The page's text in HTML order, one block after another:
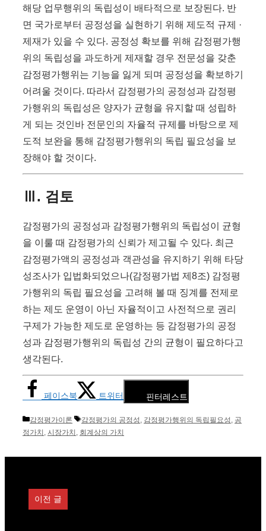
해당 업무행위의 독립성이 배타적으로 보장된다. 반
면 국가로부터 공정성을 실현하기 위해 제도적 규제 ·
제재가 있을 수 있다. 공정성 확보를 위해 감정평가행
위의 독립성을 과도하게 제재할 경우 전문성을 갖춘
감정평가행위는 기능을 잃게 되며 공정성을 확보하기
어려울 것이다. 따라서 감정평가의 공정성과 감정평
가행위의 독립성은 양자가 균형을 유지할 때 성립하
게 되는 것인바 전문인의 자율적 규제를 바탕으로 제
도적 보완을 통해 감정평가행위의 독립 필요성을 보
장해야 할 것이다.
Ⅲ. 검토
감정평가의 공정성과 감정평가행위의 독립성이 균형
을 이룰 때 감정평가의 신뢰가 제고될 수 있다. 최근
감정평가액의 공정성과 객관성을 유지하기 위해 타당
성조사가 입법화되었으나(감정평가법 제8조) 감정평
가행위의 독립 필요성을 고려해 볼 때 징계를 전제로
하는 제도 운영이 아닌 자율적이고 사전적으로 권리
구제가 가능한 제도로 운영하는 등 감정평가의 공정
성과 감정평가행위의 독립성 간의 균형이 필요하다고
생각된다.
페이스북 트위터 핀터레스트
카
테
리
감정평가이론
태
그
감정평가의 공정성 감정평가행위의 독립필요성
공
정가치 시장가치 회계상의 가치
이전 글